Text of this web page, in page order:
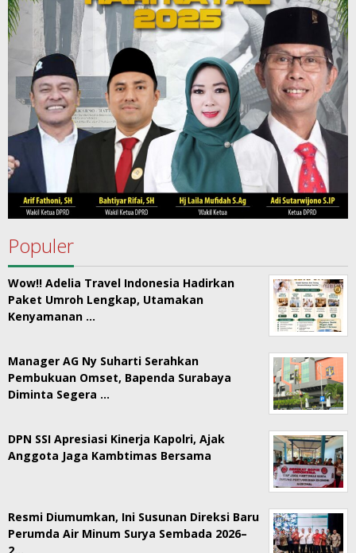
Populer
Wow!! Adelia Travel Indonesia Hadirkan
Paket Umroh Lengkap, Utamakan
Kenyamanan …
Manager AG Ny Suharti Serahkan
Pembukuan Omset, Bapenda Surabaya
Diminta Segera …
DPN SSI Apresiasi Kinerja Kapolri, Ajak
Anggota Jaga Kambtimas Bersama
Resmi Diumumkan, Ini Susunan Direksi Baru
Perumda Air Minum Surya Sembada 2026–